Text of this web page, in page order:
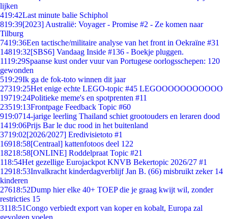
lijken
419:42Last minute balie Schiphol
819:39[2023] Australië: Voyager - Promise #2 - Ze komen naar
Tilburg
7419:36Een tactische/militaire analyse van het front in Oekraïne #31
14819:32[SBS6] Vandaag Inside #136 - Boekje pluggen.
1119:29Spaanse kust onder vuur van Portugese oorlogsschepen: 120
gewonden
519:29Ik ga de fok-toto winnen dit jaar
27319:25Het enige echte LEGO-topic #45 LEGOOOOOOOOOOO
19719:24Politieke meme's en spotprenten #11
23519:13Frontpage Feedback Topic #60
919:0714-jarige leerling Thailand schiet grootouders en leraren dood
1419:06Prijs Bar le duc rood in het buitenland
3719:02[2026/2027] Eredivisietoto #1
16918:58[Centraal] kattenfotoos deel 122
18218:58[ONLINE] Roddelpraat Topic #21
118:54Het gezellige Eurojackpot KNVB Bekertopic 2026/27 #1
12918:53Invalkracht kinderdagverblijf Jan B. (66) misbruikt zeker 14
kinderen
27618:52Dump hier elke 40+ TOEP die je graag kwijt wil, zonder
restricties 15
3118:51Congo verbiedt export van koper en kobalt, Europa zal
gevolgen voelen